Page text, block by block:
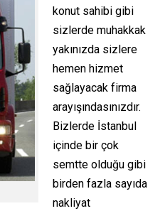
konut sahibi gibi
sizlerde muhakkak
yakınızda sizlere
hemen hizmet
sağlayacak firma
arayışındasınızdır.
Bizlerde İstanbul
içinde bir çok
semtte olduğu gibi
birden fazla sayıda
nakliyat